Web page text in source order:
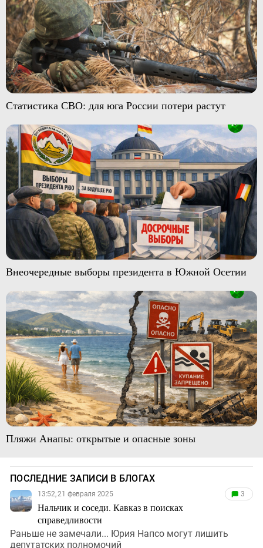
Статистика СВО: для юга России потери растут
Внеочередные выборы президента в Южной Осетии
Пляжи Анапы: открытые и опасные зоны
ПОСЛЕДНИЕ ЗАПИСИ В БЛОГАХ
13:52, 21 февраля 2025
Нальчик и соседи. Кавказ в поисках
справедливости
3
Раньше не замечали... Юрия Напсо могут лишить
депутатских полномочий